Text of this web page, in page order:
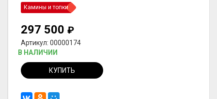
Камины и топки
297 500 ₽
Артикул: 00000174
В НАЛИЧИИ
КУПИТЬ